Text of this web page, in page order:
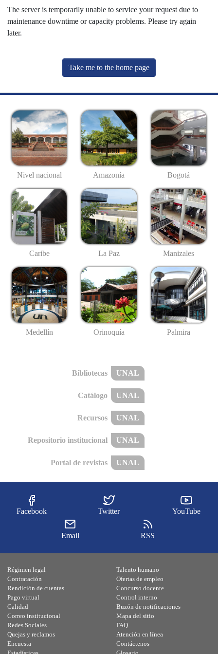
The server is temporarily unable to service your request due to
maintenance downtime or capacity problems. Please try again
later.
Take me to the home page
Nivel nacional Amazonía Bogotá
Caribe La Paz Manizales
Medellín Orinoquía Palmira
Bibliotecas UNAL
Catálogo UNAL
Recursos UNAL
Repositorio institucional UNAL
Portal de revistas UNAL
Facebook Twitter YouTube
Email RSS
Régimen legal
Contratación
Rendición de cuentas
Pago virtual
Calidad
Talento humano
Ofertas de empleo
Concurso docente
Control interno
Buzón de notificaciones
Correo institucional
Redes Sociales
Quejas y reclamos
Encuesta
Mapa del sitio
FAQ
Atención en línea
Contáctenos